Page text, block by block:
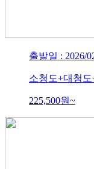
출발일 : 2026/
소청도+대청
225,500원~